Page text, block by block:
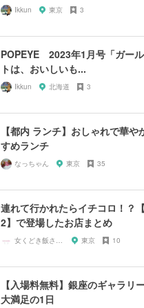
Ikkun 東京 3
POPEYE 2023年1月号「ガー
トは、おいしいも...
Ikkun 北海道 3
【都内 ランチ】おしゃれで華
すめランチ
なっちゃん 東京 35
連れて行かれたらイチコロ！？
2】で登場したお店まとめ
女くどき飯されたいガール 東京 10
【入場料無料】銀座のギャラリ
大満足の1日